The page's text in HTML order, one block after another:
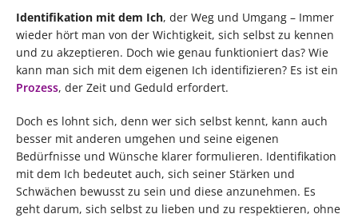
Identifikation mit dem Ich, der Weg und Umgang – Immer
wieder hört man von der Wichtigkeit, sich selbst zu kennen
und zu akzeptieren. Doch wie genau funktioniert das? Wie
kann man sich mit dem eigenen Ich identifizieren? Es ist ein
Prozess, der Zeit und Geduld erfordert.
Doch es lohnt sich, denn wer sich selbst kennt, kann auch
besser mit anderen umgehen und seine eigenen
Bedürfnisse und Wünsche klarer formulieren. Identifikation
mit dem Ich bedeutet auch, sich seiner Stärken und
Schwächen bewusst zu sein und diese anzunehmen. Es
geht darum, sich selbst zu lieben und zu respektieren, ohne